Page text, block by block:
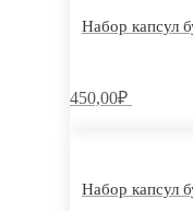
Набор капсул
450,00₽
Набор капсул